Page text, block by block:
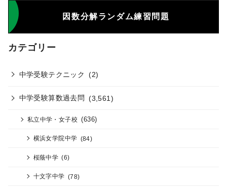
因数分解ランダム練習問題
カテゴリー
中学受験テクニック (2)
中学受験算数過去問 (3,561)
私立中学・女子校 (636)
横浜女学院中学 (84)
桜蔭中学 (6)
十文字中学 (78)